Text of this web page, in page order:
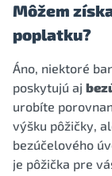
Môžem
poplatku?
Áno, niektoré
poskytujú aj
urobíte
výšku pôžičky,
bezúčelového
je pôžička pre